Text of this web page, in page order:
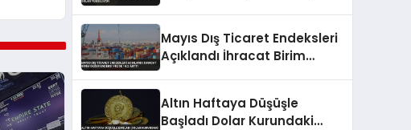
Mayıs Dış Ticaret Endeksleri
Açıklandı İhracat Birim
Altın Haftaya Düşüşle
Başladı Dolar Kurundaki